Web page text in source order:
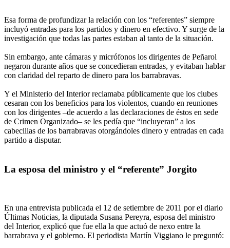
Esa forma de profundizar la relación con los “referentes” siempre
incluyó entradas para los partidos y dinero en efectivo. Y surge de la
investigación que todas las partes estaban al tanto de la situación.
Sin embargo, ante cámaras y micrófonos los dirigentes de Peñarol
negaron durante años que se concedieran entradas, y evitaban hablar
con claridad del reparto de dinero para los barrabravas.
Y el Ministerio del Interior reclamaba públicamente que los clubes
cesaran con los beneficios para los violentos, cuando en reuniones
con los dirigentes –de acuerdo a las declaraciones de éstos en sede
de Crimen Organizado– se les pedía que “incluyeran” a los
cabecillas de los barrabravas otorgándoles dinero y entradas en cada
partido a disputar.
La esposa del ministro y el “referente” Jorgito
En una entrevista publicada el 12 de setiembre de 2011 por el diario
Últimas Noticias, la diputada Susana Pereyra, esposa del ministro
del Interior, explicó que fue ella la que actuó de nexo entre la
barrabrava y el gobierno. El periodista Martín Viggiano le preguntó: